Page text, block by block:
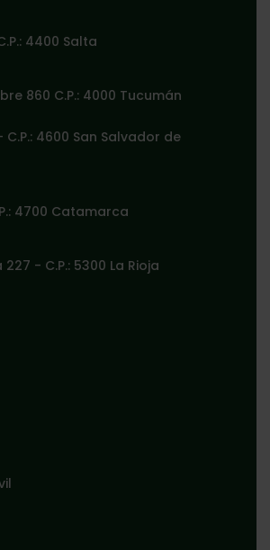
4400 Salta
860 C.P.: 4000 Tucumán
C.P.: 4600 San Salvador de
4700 Catamarca
227 - C.P.: 5300 La Rioja